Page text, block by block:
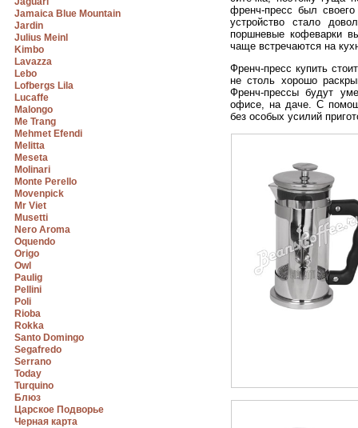
Jamaica Blue Mountain
Jardin
Julius Meinl
Kimbo
Lavazza
Lebo
Lofbergs Lila
Lucaffe
Malongo
Me Trang
Mehmet Efendi
Melitta
Meseta
Molinari
Monte Perello
Movenpick
Mr Viet
Musetti
Nero Aroma
Oquendo
Origo
Owl
Paulig
Pellini
Poli
Rioba
Rokka
Santo Domingo
Segafredo
Serrano
Today
Turquino
Блюз
Царское Подворье
Черная карта
френч-пресс был
устройство стало
поршневые кофеварки
чаще встречаются на
Френч-пресс купить
не столь хорошо
Френч-прессы будут
офисе, на даче. С
без особых усилий